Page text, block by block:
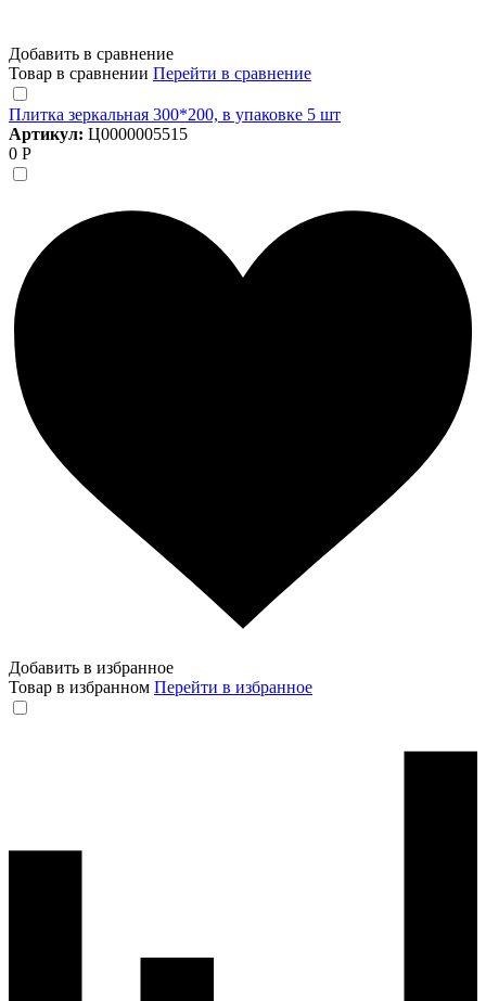
Добавить в сравнение
Товар в сравнении Перейти в сравнение
Плитка зеркальная 300*200, в упаковке 5 шт
Артикул: Ц0000005515
0 Р
Добавить в избранное
Товар в избранном Перейти в избранное